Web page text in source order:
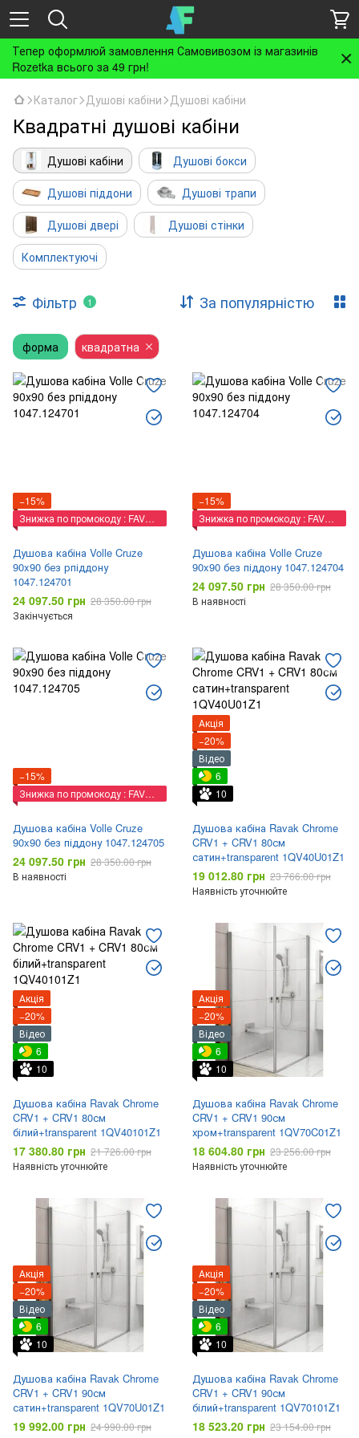
Тепер оформлюй замовлення Самовивозом із магазинів
Rozetka всього за 49 грн!
Каталог Душові кабіни Душові кабіни
Квадратні душові кабіни
Душові кабіни
Душові бокси
Душові піддони
Душові трапи
Душові двері
Душові стінки
Комплектуючі
Фільтр 1 За популярністю
форма квадратна
−15%
Знижка по промокоду : FAVORIT
Душова кабіна Volle Cruze
90x90 без рпіддону
1047.124701
24 097.50 грн 28 350.00 грн
Закінчується
−15%
Знижка по промокоду : FAVORIT
Душова кабіна Volle Cruze
90x90 без піддону 1047.124704
24 097.50 грн 28 350.00 грн
В наявності
−15%
Знижка по промокоду : FAVORIT
Душова кабіна Volle Cruze
90x90 без піддону 1047.124705
24 097.50 грн 28 350.00 грн
В наявності
Акція
−20%
Відео
6
10
Душова кабіна Ravak Chrome
CRV1 + CRV1 80см
сатин+transparent 1QV40U01Z1
19 012.80 грн 23 766.00 грн
Наявність уточнюйте
Акція
−20%
Відео
6
10
Душова кабіна Ravak Chrome
CRV1 + CRV1 80см
білий+transparent 1QV40101Z1
17 380.80 грн 21 726.00 грн
Наявність уточнюйте
Акція
−20%
Відео
6
10
Душова кабіна Ravak Chrome
CRV1 + CRV1 90см
хром+transparent 1QV70C01Z1
18 604.80 грн 23 256.00 грн
Наявність уточнюйте
Акція
−20%
Відео
6
10
Душова кабіна Ravak Chrome
CRV1 + CRV1 90см
сатин+transparent 1QV70U01Z1
19 992.00 грн 24 990.00 грн
Акція
−20%
Відео
6
10
Душова кабіна Ravak Chrome
CRV1 + CRV1 90см
білий+transparent 1QV70101Z1
18 523.20 грн 23 154.00 грн